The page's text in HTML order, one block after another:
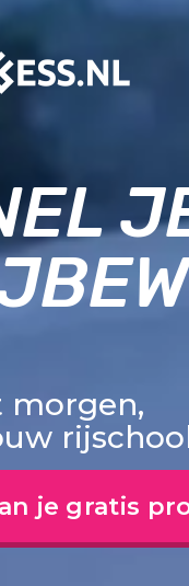
morgen,
je gratis